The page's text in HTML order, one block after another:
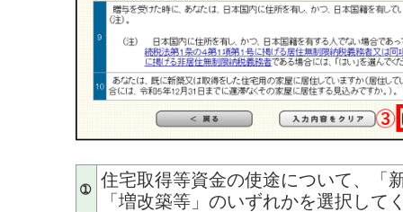
➀
住宅取得等資金の使途について、「
「増改築等」のいずれかを選択して